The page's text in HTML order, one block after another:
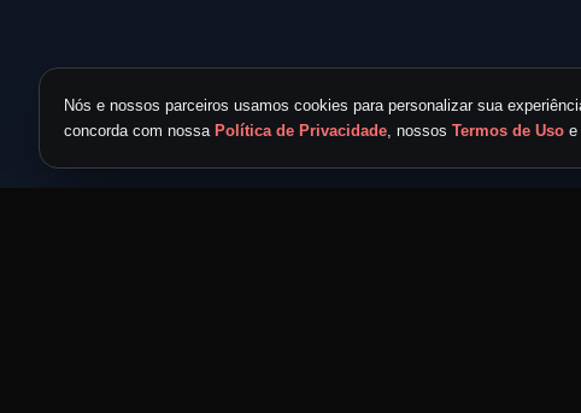
Nós e nossos parceiros usamos cookies para personalizar sua
concorda com nossa Política de Privacidade, nossos Termos de Uso e